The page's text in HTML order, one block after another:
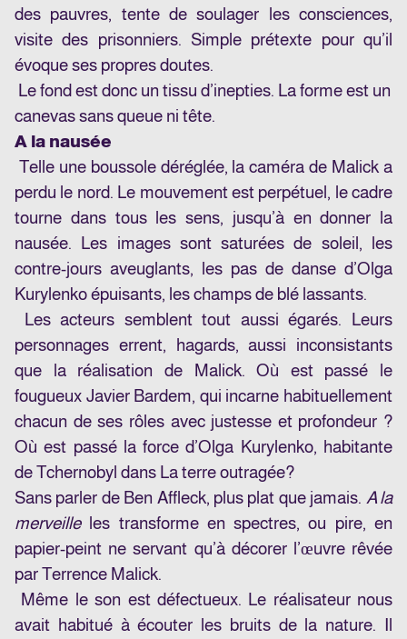
des pauvres, tente de soulager les consciences,
visite des prisonniers. Simple prétexte pour qu’il
évoque ses propres doutes.
Le fond est donc un tissu d’inepties. La forme est un
canevas sans queue ni tête.
A la nausée
Telle une boussole déréglée, la caméra de Malick a
perdu le nord. Le mouvement est perpétuel, le cadre
tourne dans tous les sens, jusqu’à en donner la
nausée. Les images sont saturées de soleil, les
contre-jours aveuglants, les pas de danse d’Olga
Kurylenko épuisants, les champs de blé lassants.
Les acteurs semblent tout aussi égarés. Leurs
personnages errent, hagards, aussi inconsistants
que la réalisation de Malick. Où est passé le
fougueux Javier Bardem, qui incarne habituellement
chacun de ses rôles avec justesse et profondeur ?
Où est passé la force d’Olga Kurylenko, habitante
de Tchernobyl dans La terre outragée?
Sans parler de Ben Affleck, plus plat que jamais. A la
merveilleles transforme en spectres, ou pire, en
papier-peint ne servant qu’à décorer l’œuvre rêvée
par Terrence Malick.
Même le son est défectueux. Le réalisateur nous
avait habitué à écouter les bruits de la nature. Il